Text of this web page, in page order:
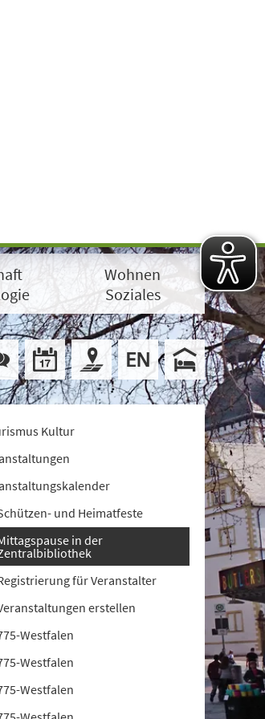
Wohnen
Soziales
Kultur
und Heimatfeste
in der
für Veranstalter
erstellen
Westfalen
Westfalen
Westfalen